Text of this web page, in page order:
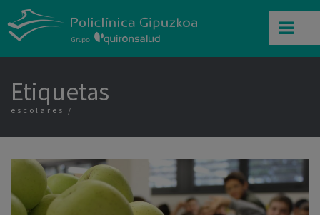
Etiquetas
escolares